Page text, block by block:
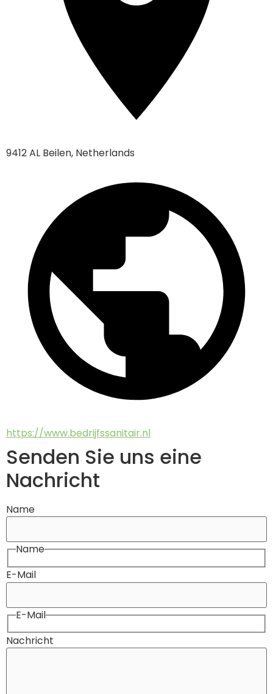
9412 AL Beilen, Netherlands
https://www.bedrijfssanitair.nl
Senden Sie uns eine
Nachricht
Name
Name
E-Mail
E-Mail
Nachricht